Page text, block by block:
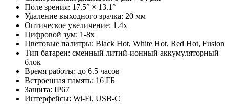
Поле зрения: 17.5° × 13.1°
Удаление выходного зрачка: 20 мм
Оптическое увеличение: 1.4х
Цифровой зум: 1-8х
Цветовые палитры: Black Hot, White Hot, Red Hot, Fusion
Тип батареи: сменный литий-ионный аккумуляторный
блок
Время работы: до 6.5 часов
Встроенная память: 16 ГБ
Защита: IP67
Интерфейсы: Wi-Fi, USB-C